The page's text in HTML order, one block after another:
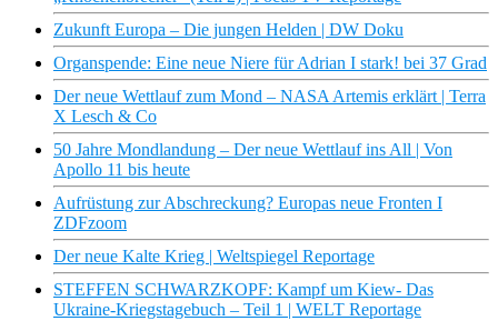
Zukunft Europa – Die jungen Helden | DW Doku
Organspende: Eine neue Niere für Adrian I stark! bei 37 Grad
Der neue Wettlauf zum Mond – NASA Artemis erklärt | Terra
X Lesch & Co
50 Jahre Mondlandung – Der neue Wettlauf ins All | Von
Apollo 11 bis heute
Aufrüstung zur Abschreckung? Europas neue Fronten I
ZDFzoom
Der neue Kalte Krieg | Weltspiegel Reportage
STEFFEN SCHWARZKOPF: Kampf um Kiew- Das
Ukraine-Kriegstagebuch – Teil 1 | WELT Reportage